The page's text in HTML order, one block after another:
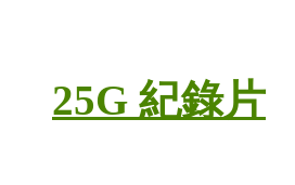
25G 紀錄片